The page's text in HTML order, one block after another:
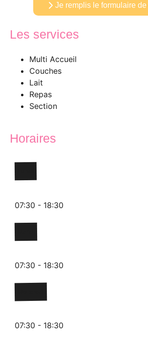
Je remplis le formulaire
Les services
Multi Accueil
Couches
Lait
Repas
Section
Horaires
07:30 - 18:30
07:30 - 18:30
07:30 - 18:30